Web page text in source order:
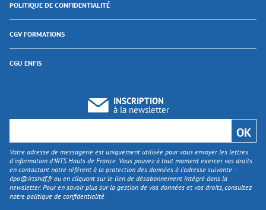
POLITIQUE DE CONFIDENTIALITÉ
CGV FORMATIONS
CGU ENFIS
INSCRIPTION
à la newsletter
Votre adresse de messagerie est uniquement utilisée pour vous envoyer les lettres
d'information d’IRTS Hauts de France. Vous pouvez à tout moment exercer vos droits
en contactant notre référent à la protection des données à l’adresse suivante :
dpo@irtshdf.frou en cliquant sur le lien de désabonnement intégré dans la
newsletter. Pour en savoir plus sur la gestion de vos données et vos droits, consultez
notre politique de confidentialité